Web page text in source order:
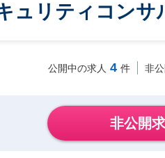
ュリティコンサ
公開中の求人 4 件 非
非公開